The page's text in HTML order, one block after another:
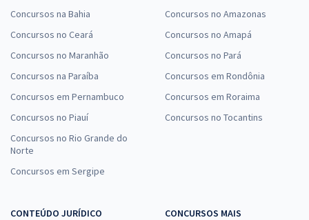
Concursos na Bahia
Concursos no Ceará
Concursos no Maranhão
Concursos na Paraíba
Concursos em Pernambuco
Concursos no Piauí
Concursos no Rio Grande do
Norte
Concursos em Sergipe
Concursos no Amazonas
Concursos no Amapá
Concursos no Pará
Concursos em Rondônia
Concursos em Roraima
Concursos no Tocantins
CONTEÚDO JURÍDICO
CONCURSOS MAIS